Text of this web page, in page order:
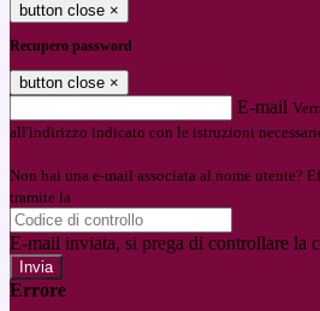
button close ×
Recupero password
button close ×
E-mail
all'indirizzo indicato con le istruzioni
Non hai una e-mail associata al nome utente?
tramite la
E-mail inviata, si prega di controllare la
Errore